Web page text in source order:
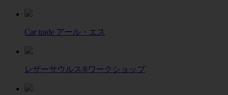
Car trade アール・エス
レザーサウルス®ワークショップ